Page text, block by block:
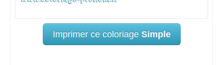
Imprimer ce coloriage Simple